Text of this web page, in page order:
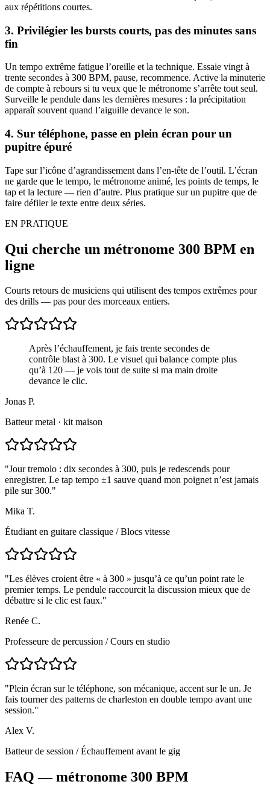
aux répétitions courtes.
3. Privilégier les bursts courts, pas des minutes sans
fin
Un tempo extrême fatigue l’oreille et la technique. Essaie vingt à
trente secondes à 300 BPM, pause, recommence. Active la minuterie
de compte à rebours si tu veux que le métronome s’arrête tout seul.
Surveille le pendule dans les dernières mesures : la précipitation
apparaît souvent quand l’aiguille devance le son.
4. Sur téléphone, passe en plein écran pour un
pupitre épuré
Tape sur l’icône d’agrandissement dans l’en-tête de l’outil. L’écran
ne garde que le tempo, le métronome animé, les points de temps, le
tap et la lecture — rien d’autre. Plus pratique sur un pupitre que de
faire défiler le texte entre deux séries.
EN PRATIQUE
Qui cherche un métronome 300 BPM en
ligne
Courts retours de musiciens qui utilisent des tempos extrêmes pour
des drills — pas pour des morceaux entiers.
Après l’échauffement, je fais trente secondes de
contrôle blast à 300. Le visuel qui balance compte plus
qu’à 120 — je vois tout de suite si ma main droite
devance le clic.
Jonas P.
Batteur metal · kit maison
"Jour tremolo : dix secondes à 300, puis je redescends pour
enregistrer. Le tap tempo ±1 sauve quand mon poignet n’est jamais
pile sur 300."
Mika T.
Étudiant en guitare classique /Blocs vitesse
"Les élèves croient être « à 300 » jusqu’à ce qu’un point rate le
premier temps. Le pendule raccourcit la discussion mieux que de
débattre si le clic est faux."
Renée C.
Professeure de percussion /Cours en studio
"Plein écran sur le téléphone, son mécanique, accent sur le un. Je
fais tourner des patterns de charleston en double tempo avant une
session."
Alex V.
Batteur de session /Échauffement avant le gig
FAQ — métronome 300 BPM